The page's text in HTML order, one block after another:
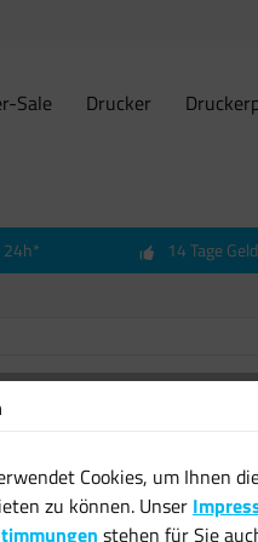
Sale Drucker
24h* 14 Tage
Cookies, um Ihnen
zu können. Unser
stehen für Sie